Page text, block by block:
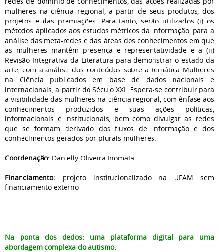
mulheres na ciência regional, a partir de seus produtos, dos
projetos e das premiações. Para tanto, serão utilizados (i) os
métodos aplicados aos estudos métricos da informação, para a
análise das meta-redes e das áreas dos conhecimentos em que
as mulheres mantêm presença e representatividade e a (ii)
Revisão Integrativa da Literatura para demonstrar o estado da
arte, com a análise dos conteúdos sobre a temática Mulheres
na Ciência publicados em base de dados nacionais e
internacionais, a partir do Século XXI. Espera-se contribuir para
a visibilidade das mulheres na ciência regional, com ênfase aos
conhecimentos produzidos e suas ações políticas,
informacionais e institucionais, bem como divulgar as redes
que se formam derivado dos fluxos de informação e dos
conhecimentos gerados por plurais mulheres.
Coordenação: Danielly Oliveira Inomata
Financiamento: projeto institucionalizado na UFAM sem
financiamento externo
Na ponta dos dedos: uma plataforma digital para uma
abordagem complexa do autismo.